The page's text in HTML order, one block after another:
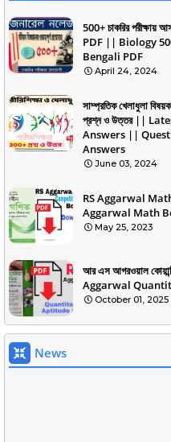
500+ চাকরির পরীক্ষায়
PDF || Biology
Bengali PDF
April 24, 2024
সাম্প্রতিক খেলাধুলা
প্রশ্ন ও উত্তর ||
Answers ||
Answers
June 03, 2024
RS Aggarwal
Aggarwal Math
May 25, 2023
আর এস আগরওয়াল
Aggarwal
October 01, 2025
News